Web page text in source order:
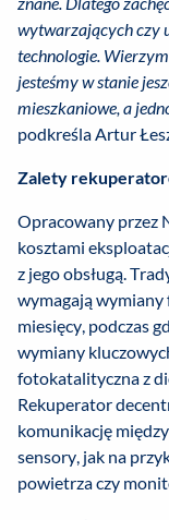
wytwarzających czy
technologie.
jesteśmy w stanie
mieszkaniowe, a
podkreśla Artur
Zalety
Opracowany przez
kosztami
z jego obsługą.
wymagają
miesięcy, podczas
wymiany
fotokatalityczna z
Rekuperator
komunikację
sensory, jak na
powietrza czy